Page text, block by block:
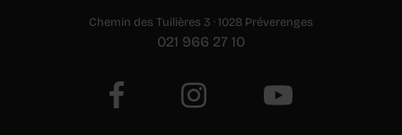
Chemin des Tuilières 3 · 1028 Préverenges
021 966 27 10